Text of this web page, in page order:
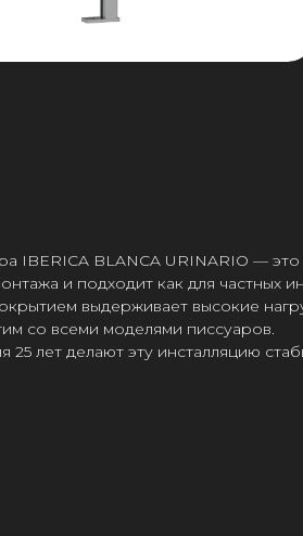
IBERICA BLANCA URINARIO —
и подходит как для частных
выдерживает высокие
со всеми моделями писсуаров.
25 лет делают эту инсталляцию